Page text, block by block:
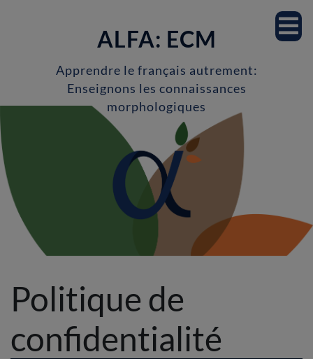
ALFA: ECM
Apprendre le français autrement:
Enseignons les connaissances
morphologiques
Notre équipe
Professeur.es
Milieu scolaire
Recherche
Projets de recherche
Publications
Actualités
Politique de
confidentialité